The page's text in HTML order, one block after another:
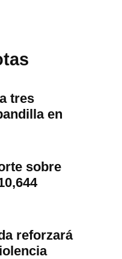
tres
en
sobre
reforzará